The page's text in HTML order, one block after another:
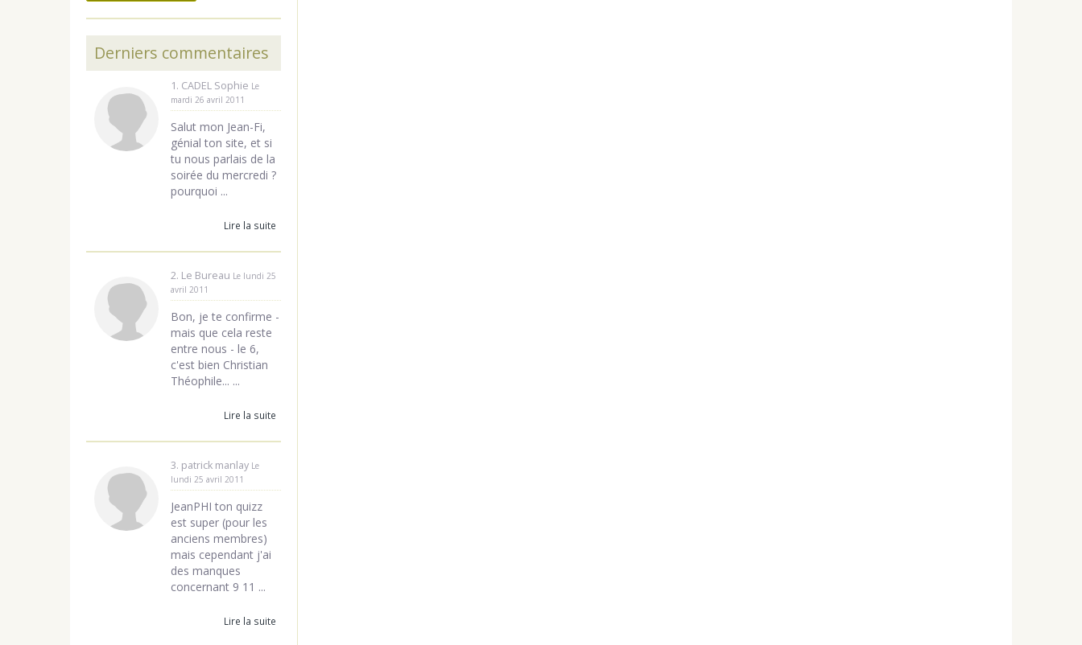
Derniers commentaires
1. CADEL Sophie Le
mardi 26 avril 2011
Salut mon Jean-Fi,
génial ton site, et si
tu nous parlais de la
soirée du mercredi ?
pourquoi ...
Lire la suite
2. Le Bureau Le lundi 25
avril 2011
Bon, je te confirme -
mais que cela reste
entre nous - le 6,
c'est bien Christian
Théophile... ...
Lire la suite
3. patrick manlay Le
lundi 25 avril 2011
JeanPHI ton quizz
est super (pour les
anciens membres)
mais cependant j'ai
des manques
concernant 9 11 ...
Lire la suite